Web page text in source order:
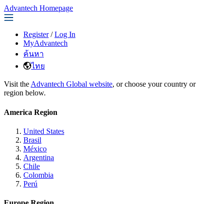
Advantech Homepage
Register / Log In
MyAdvantech
ค้นหา
ไทย
Visit the Advantech Global website, or choose your country or
region below.
America Region
United States
Brasil
México
Argentina
Chile
Colombia
Perú